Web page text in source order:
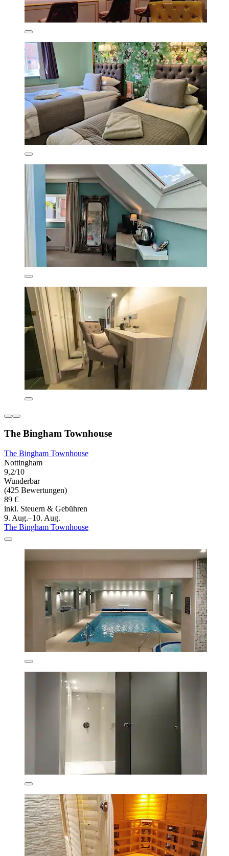
The Bingham Townhouse
The Bingham Townhouse
Nottingham
9,2/10
Wunderbar
(425 Bewertungen)
89 €
inkl. Steuern & Gebühren
9. Aug.–10. Aug.
The Bingham Townhouse